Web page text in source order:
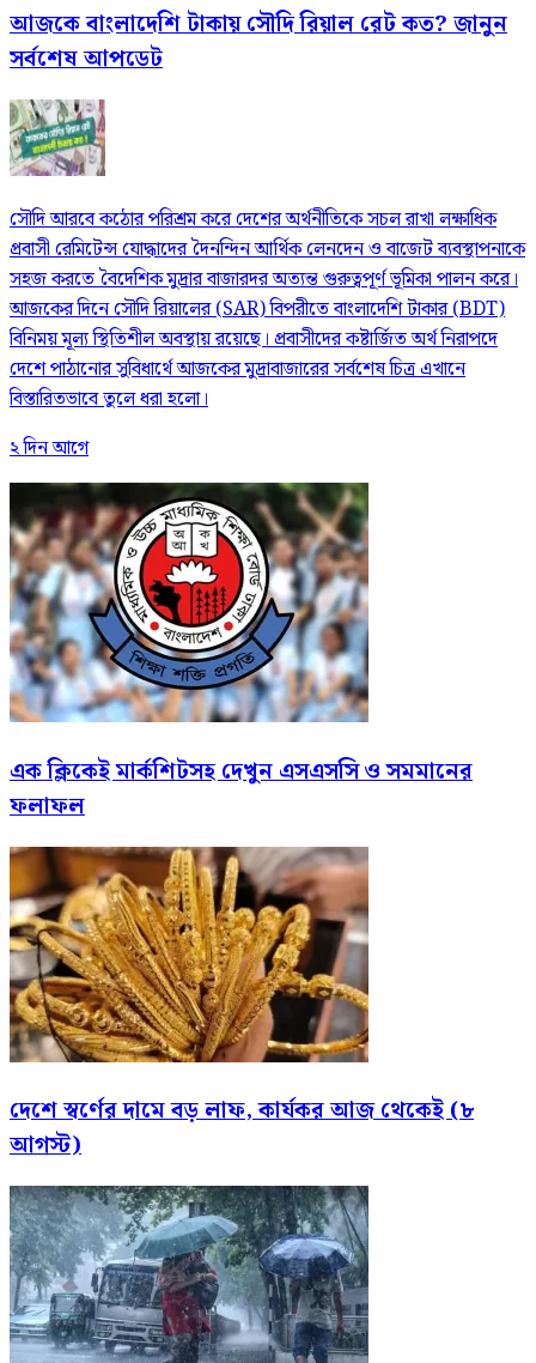
আজকে বাংলাদেশি টাকায় সৌদি রিয়াল রেট কত? জানুন
সর্বশেষ আপডেট
সৌদি আরবে কঠোর পরিশ্রম করে দেশের অর্থনীতিকে সচল রাখা লক্ষাধিক
প্রবাসী রেমিটেন্স যোদ্ধাদের দৈনন্দিন আর্থিক লেনদেন ও বাজেট ব্যবস্থাপনাকে
সহজ করতে বৈদেশিক মুদ্রার বাজারদর অত্যন্ত গুরুত্বপূর্ণ ভূমিকা পালন করে।
আজকের দিনে সৌদি রিয়ালের (SAR) বিপরীতে বাংলাদেশি টাকার (BDT)
বিনিময় মূল্য স্থিতিশীল অবস্থায় রয়েছে। প্রবাসীদের কষ্টার্জিত অর্থ নিরাপদে
দেশে পাঠানোর সুবিধার্থে আজকের মুদ্রাবাজারের সর্বশেষ চিত্র এখানে
বিস্তারিতভাবে তুলে ধরা হলো।
২ দিন আগে
এক ক্লিকেই মার্কশিটসহ দেখুন এসএসসি ও সমমানের
ফলাফল
দেশে স্বর্ণের দামে বড় লাফ, কার্যকর আজ থেকেই (৮
আগস্ট)